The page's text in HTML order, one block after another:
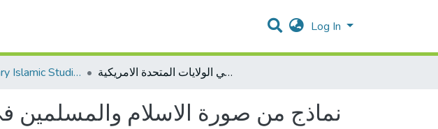
Log In
Contemporary Islamic Studies الدراسات الإسلامية المعاصرة نماذج من صورة الاسلام والمسلمين في اعلام المحافظين الجدد في الولايات المتحدة الامريكية
نماذج من صورة الاسلام والمسلمين